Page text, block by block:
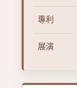
專利
展演